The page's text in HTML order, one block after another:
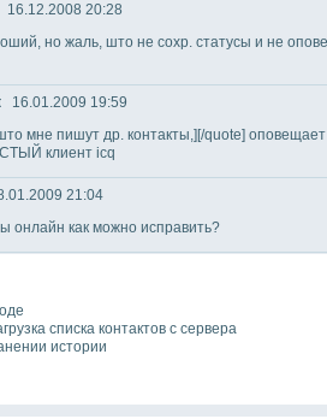
16.12.2008 20:28
но жаль, што не сохр. статусы и не
16.01.2009 19:59
мне пишут др. контакты,][/quote]
клиент icq
21:04
онлайн как можно исправить?
списка контактов с сервера
истории